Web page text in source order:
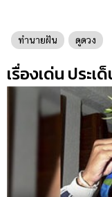
ทำนายฝัน ดูดวง
เรื่องเด่น ประเ